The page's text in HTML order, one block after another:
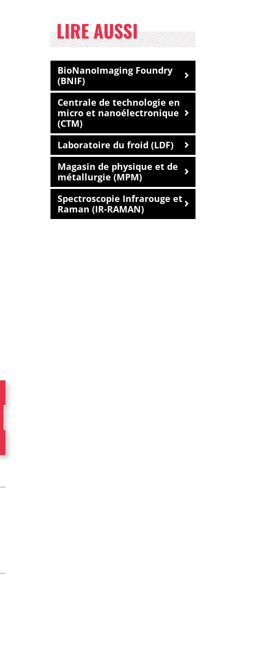
LIRE AUSSI
BioNanoImaging Foundry
(BNIF)
Centrale de technologie en
micro et nanoélectronique
(CTM)
Laboratoire du froid (LDF)
Magasin de physique et de
métallurgie (MPM)
Spectroscopie Infrarouge et
Raman (IR-RAMAN)